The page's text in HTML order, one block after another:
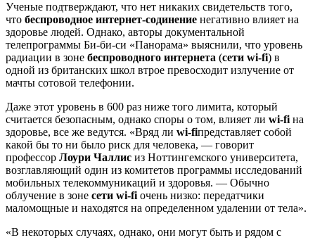
Ученые подтверждают, что нет никаких свидетельств того,
что беспроводное интернет-содинение негативно влияет на
здоровье людей. Однако, авторы документальной
телепрограммы Би-би-си «Панорама» выяснили, что уровень
радиации в зоне беспроводного интернета (сети wi-fi) в
одной из британских школ втрое превосходит излучение от
мачты сотовой телефонии.
Даже этот уровень в 600 раз ниже того лимита, который
считается безопасным, однако споры о том, влияет ли wi-fi на
здоровье, все же ведутся. «Вряд ли wi-fiпредставляет собой
какой бы то ни было риск для человека, — говорит
профессор Лоури Чаллис из Ноттингемского университета,
возглавляющий один из комитетов программы исследований
мобильных телекоммуникаций и здоровья. — Обычно
облучение в зоне сети wi-fi очень низко: передатчики
маломощные и находятся на определенном удалении от тела».
«В некоторых случаях, однако, они могут быть и рядом с